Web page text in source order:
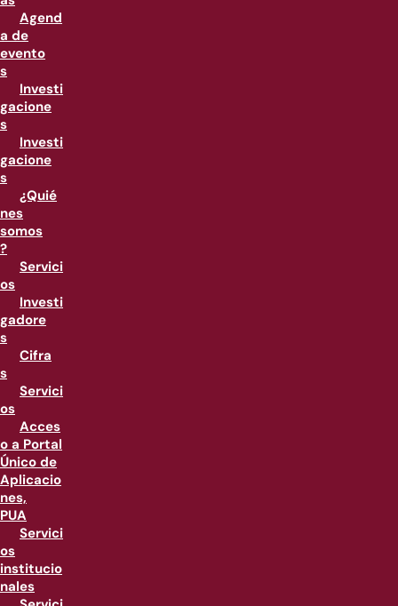
Agend
a de
evento
s
Investi
gacione
s
Investi
gacione
s
¿Quié
nes
somos
?
Servici
os
Investi
gadore
s
Cifra
s
Servici
os
Acces
o a Portal
Único de
Aplicacio
nes,
PUA
Servici
os
institucio
nales